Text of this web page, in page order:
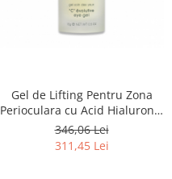
Gel de Lifting Pentru Zona
Perioculara cu Acid Hialuronic
30ml - ”C” Evolutive Eye Gel -
Pevonia
346,06 Lei
311,45 Lei